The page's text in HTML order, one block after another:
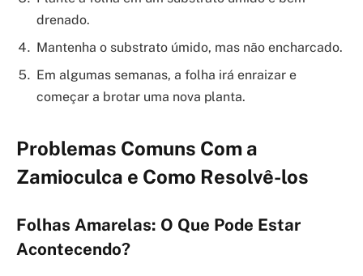
drenado.
Mantenha o substrato úmido, mas não encharcado.
Em algumas semanas, a folha irá enraizar e
começar a brotar uma nova planta.
Problemas Comuns Com a
Zamioculca e Como Resolvê-los
Folhas Amarelas: O Que Pode Estar
Acontecendo?